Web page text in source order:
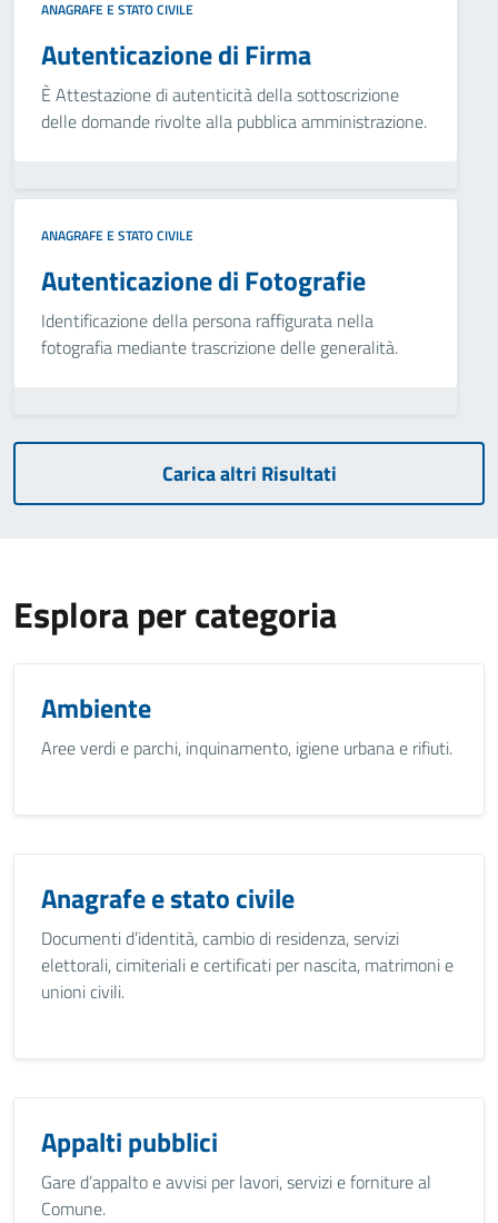
ANAGRAFE E STATO CIVILE
Autenticazione di Firma
È Attestazione di autenticità della sottoscrizione
delle domande rivolte alla pubblica amministrazione.
ANAGRAFE E STATO CIVILE
Autenticazione di Fotografie
Identificazione della persona raffigurata nella
fotografia mediante trascrizione delle generalità.
Carica altri Risultati
Esplora per categoria
Ambiente
Aree verdi e parchi, inquinamento, igiene urbana e rifiuti.
Anagrafe e stato civile
Documenti d’identità, cambio di residenza, servizi
elettorali, cimiteriali e certificati per nascita, matrimoni e
unioni civili.
Appalti pubblici
Gare d’appalto e avvisi per lavori, servizi e forniture al
Comune.